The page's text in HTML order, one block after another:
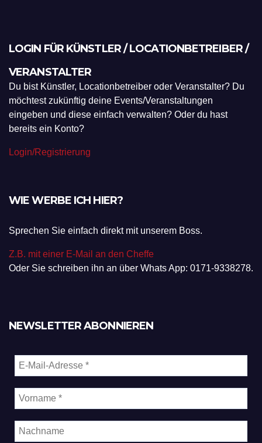
LOGIN FÜR KÜNSTLER / LOCATIONBETREIBER /
VERANSTALTER
Du bist Künstler, Locationbetreiber oder Veranstalter? Du
möchtest zukünftig deine Events/Veranstaltungen
eingeben und diese einfach verwalten? Oder du hast
bereits ein Konto?
Login/Registrierung
WIE WERBE ICH HIER?
Sprechen Sie einfach direkt mit unserem Boss.
Z.B. mit einer E-Mail an den Cheffe
Oder Sie schreiben ihn an über Whats App: 0171-9338278.
NEWSLETTER ABONNIEREN